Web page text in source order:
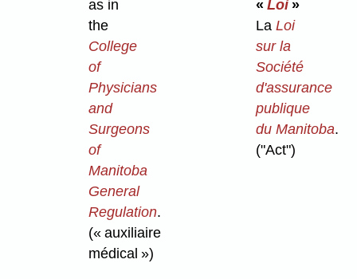
as in
the
College
of
Physicians
and
Surgeons
of
Manitoba
General
Regulation.
(« auxiliaire
médical »)
« Loi»
La Loi
sur la
Société
d'assurance
publique
du Manitoba.
("Act")